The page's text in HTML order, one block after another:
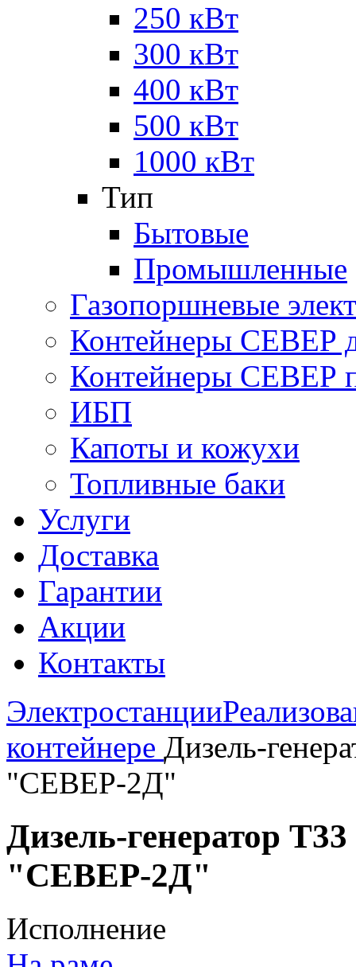
250 кВт
300 кВт
400 кВт
500 кВт
1000 кВт
Тип
Бытовые
Промышленные
Газопоршневые
Контейнеры СЕВЕР
Контейнеры СЕВЕР
ИБП
Капоты и кожухи
Топливные баки
Услуги
Доставка
Гарантии
Акции
Контакты
Электростанции
контейнере Дизель-
"СЕВЕР-2Д"
Дизель-генератор
"СЕВЕР-2Д"
Исполнение